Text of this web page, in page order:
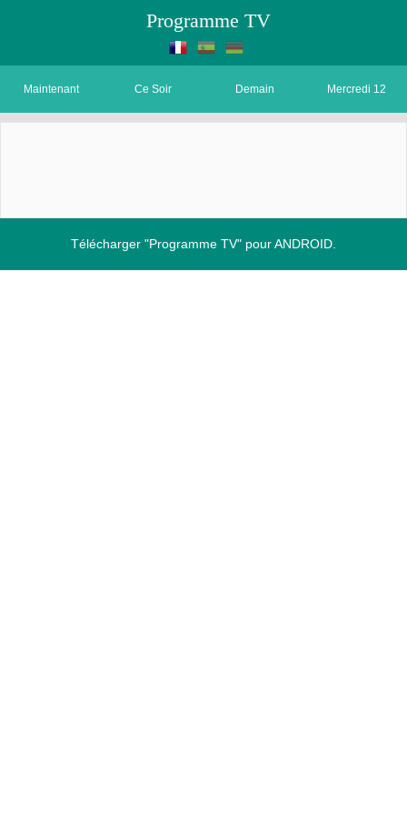
Programme TV
Maintenant Ce Soir Demain Mercredi 12
Télécharger "Programme TV" pour ANDROID.